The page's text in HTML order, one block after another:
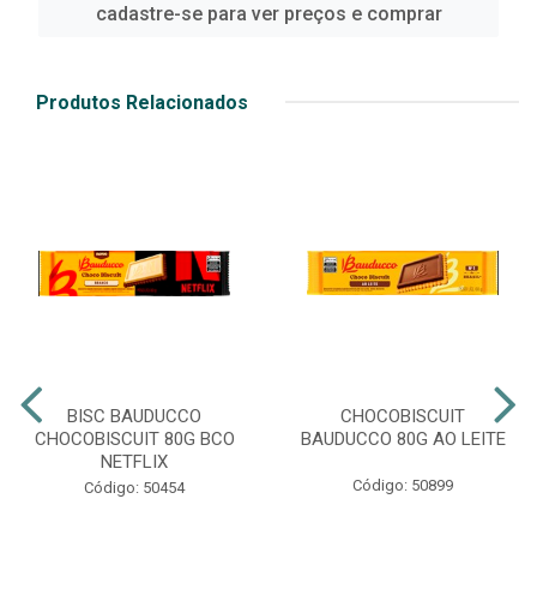
cadastre-se para ver preços e comprar
Produtos Relacionados
BISC BAUDUCCO
CHOCOBISCUIT 80G BCO
NETFLIX
Código: 50454
CHOCOBISCUIT
BAUDUCCO 80G AO LEITE
Código: 50899